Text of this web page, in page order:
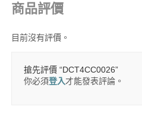
商品評價
目前沒有評價。
搶先評價 “DCT4CC0026”
你必須登入才能發表評論。